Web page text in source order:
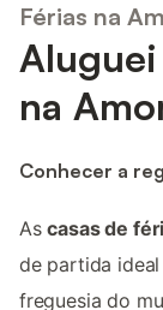
Férias na
na
Conhecer a
Ascasas de
de partida
freguesia do